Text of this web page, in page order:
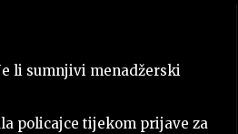
Je li sumnjivi menadžerski
policajce tijekom prijave za